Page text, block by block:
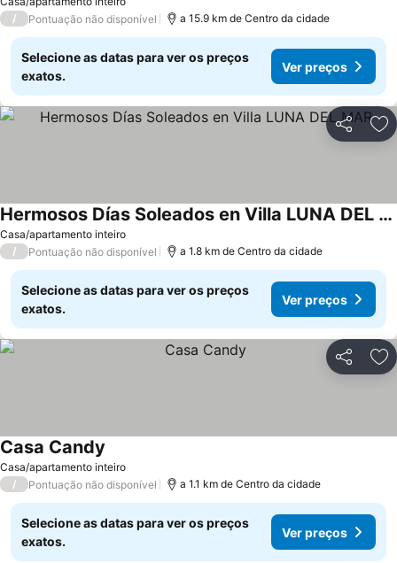
/
Pontuação não disponível a 15.9 km de Centro da cidade
Selecione as datas para ver os preços
exatos.
Ver preços
Partilhar
Casa/apartamento inteiro
Hermosos Días Soleados en Villa LUNA DEL MAR
/ Pontuação não disponível a 1.8 km de Centro da cidade
Selecione as datas para ver os preços
exatos.
Ver preços
Partilhar
Casa/apartamento inteiro
Casa Candy
/ Pontuação não disponível a 1.1 km de Centro da cidade
Selecione as datas para ver os preços
exatos.
Ver preços